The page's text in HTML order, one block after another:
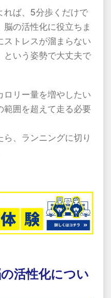
れば、5分歩くだけで
脳の活性化に役立ちま
ストレスが溜まらない
という姿勢で大丈夫で
ロリー量を増やしたい
範囲を超えて走る必要
、ランニングに切り
活性化につい